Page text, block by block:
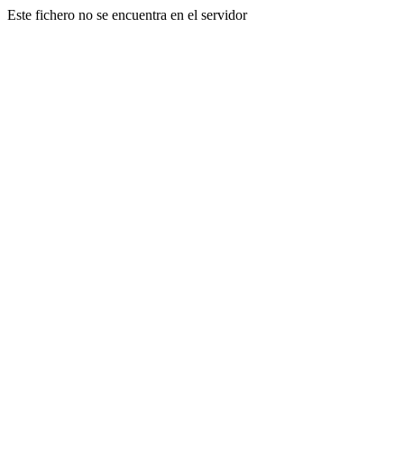
Este fichero no se encuentra en el servidor